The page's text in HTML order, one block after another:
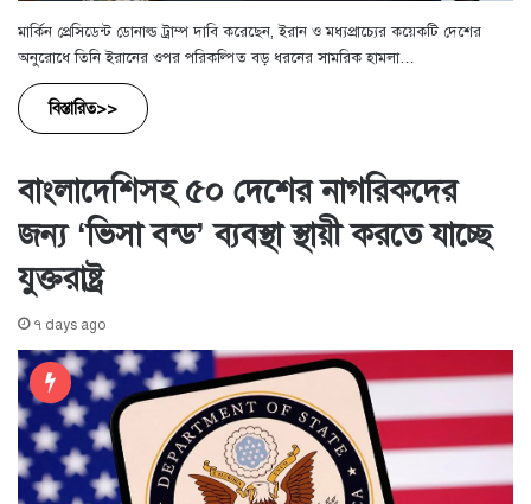
মার্কিন প্রেসিডেন্ট ডোনাল্ড ট্রাম্প দাবি করেছেন, ইরান ও মধ্যপ্রাচ্যের কয়েকটি দেশের
অনুরোধে তিনি ইরানের ওপর পরিকল্পিত বড় ধরনের সামরিক হামলা…
বিস্তারিত>>
বাংলাদেশিসহ ৫০ দেশের নাগরিকদের
জন্য ‘ভিসা বন্ড’ ব্যবস্থা স্থায়ী করতে যাচ্ছে
যুক্তরাষ্ট্র
৭ days ago